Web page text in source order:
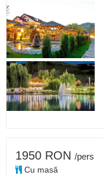
1950 RON /pers
Cu masă